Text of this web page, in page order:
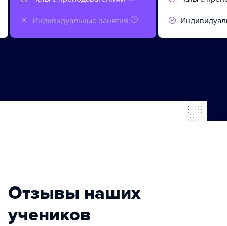
Индивидуальные занятия
Отзывы наших
учеников